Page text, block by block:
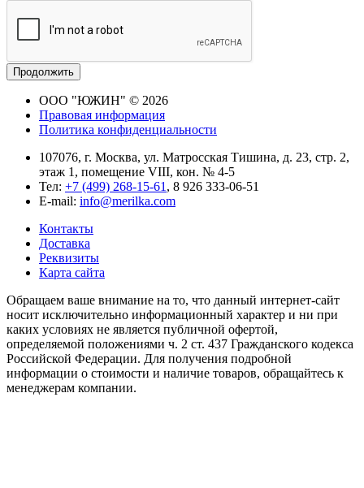
Продолжить
ООО "ЮЖИН" © 2026
Правовая информация
Политика конфиденциальности
107076, г. Москва, ул. Матросская Тишина, д. 23, стр. 2,
этаж 1, помещение VIII, кон. № 4-5
Тел: +7 (499) 268-15-61 , 8 926 333-06-51
E-mail: info@merilka.com
Контакты
Доставка
Реквизиты
Карта сайта
Обращаем ваше внимание на то, что данный интернет-сайт
носит исключительно информационный характер и ни при
каких условиях не является публичной офертой,
определяемой положениями ч. 2 ст. 437 Гражданского кодекса
Российской Федерации. Для получения подробной
информации о стоимости и наличие товаров, обращайтесь к
менеджерам компании.